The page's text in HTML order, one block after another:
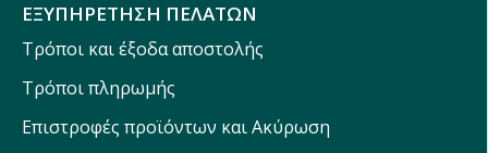
ΕΞΥΠΗΡΕΤΗΣΗ ΠΕΛΑΤΩΝ
Τρόποι και έξοδα αποστολής
Τρόποι πληρωμής
Επιστροφές προϊόντων και Ακύρωση